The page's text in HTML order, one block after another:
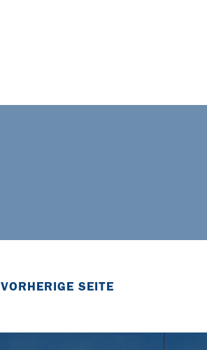
VORHERIGE SEITE